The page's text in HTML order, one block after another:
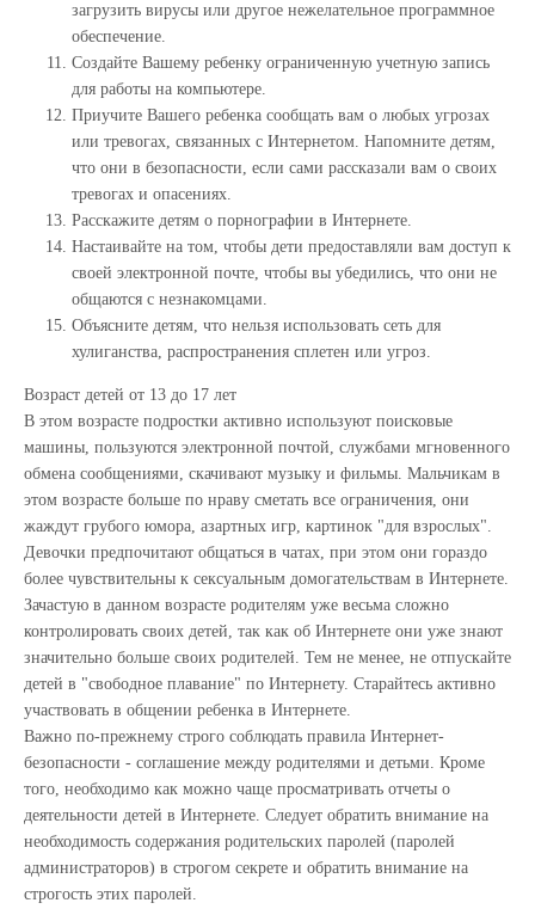
загрузить вирусы или другое нежелательное программное
обеспечение.
Создайте Вашему ребенку ограниченную учетную запись
для работы на компьютере.
Приучите Вашего ребенка сообщать вам о любых угрозах
или тревогах, связанных с Интернетом. Напомните детям,
что они в безопасности, если сами рассказали вам о своих
тревогах и опасениях.
Расскажите детям о порнографии в Интернете.
Настаивайте на том, чтобы дети предоставляли вам доступ к
своей электронной почте, чтобы вы убедились, что они не
общаются с незнакомцами.
Объясните детям, что нельзя использовать сеть для
хулиганства, распространения сплетен или угроз.
Возраст детей от 13 до 17 лет
В этом возрасте подростки активно используют поисковые
машины, пользуются электронной почтой, службами мгновенного
обмена сообщениями, скачивают музыку и фильмы. Мальчикам в
этом возрасте больше по нраву сметать все ограничения, они
жаждут грубого юмора, азартных игр, картинок "для взрослых".
Девочки предпочитают общаться в чатах, при этом они гораздо
более чувствительны к сексуальным домогательствам в Интернете.
Зачастую в данном возрасте родителям уже весьма сложно
контролировать своих детей, так как об Интернете они уже знают
значительно больше своих родителей. Тем не менее, не отпускайте
детей в "свободное плавание" по Интернету. Старайтесь активно
участвовать в общении ребенка в Интернете.
Важно по-прежнему строго соблюдать правила Интернет-
безопасности - соглашение между родителями и детьми. Кроме
того, необходимо как можно чаще просматривать отчеты о
деятельности детей в Интернете. Следует обратить внимание на
необходимость содержания родительских паролей (паролей
администраторов) в строгом секрете и обратить внимание на
строгость этих паролей.